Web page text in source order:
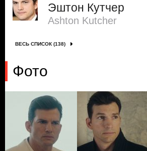
Эштон Кутчер
Ashton Kutcher
ВЕСЬ СПИСОК (138)
Фото